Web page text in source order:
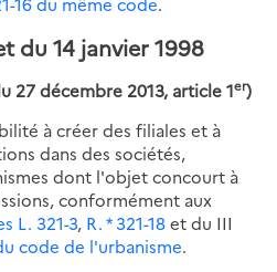
du 14 janvier 1998
27 décembre 2013, article 1er)
à créer des filiales et à
dans des sociétés,
dont l'objet concourt à
conformément aux
L. 321-3, R. * 321-18et du III
code de l'urbanisme.